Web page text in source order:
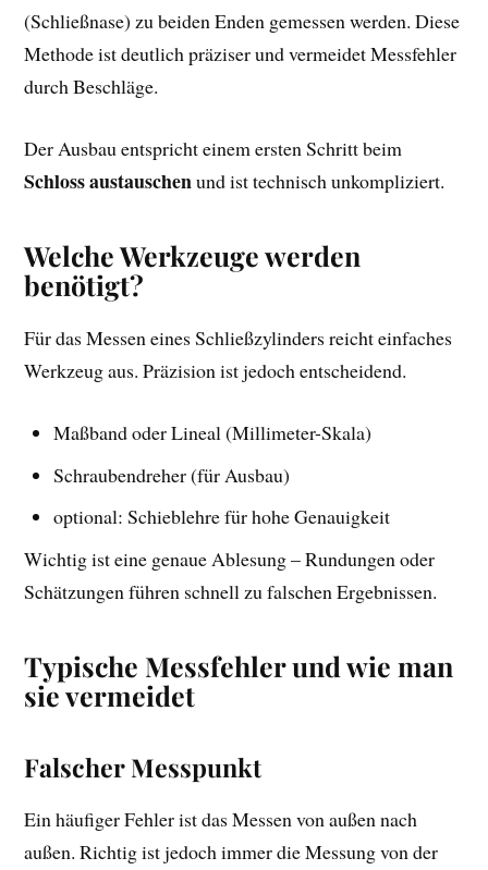
(Schließnase) zu beiden Enden gemessen werden. Diese
Methode ist deutlich präziser und vermeidet Messfehler
durch Beschläge.
Der Ausbau entspricht einem ersten Schritt beim
Schloss austauschenund ist technisch unkompliziert.
Welche Werkzeuge werden
benötigt?
Für das Messen eines Schließzylinders reicht einfaches
Werkzeug aus. Präzision ist jedoch entscheidend.
Maßband oder Lineal (Millimeter-Skala)
Schraubendreher (für Ausbau)
optional: Schieblehre für hohe Genauigkeit
Wichtig ist eine genaue Ablesung – Rundungen oder
Schätzungen führen schnell zu falschen Ergebnissen.
Typische Messfehler und wie man
sie vermeidet
Falscher Messpunkt
Ein häufiger Fehler ist das Messen von außen nach
außen. Richtig ist jedoch immer die Messung von der